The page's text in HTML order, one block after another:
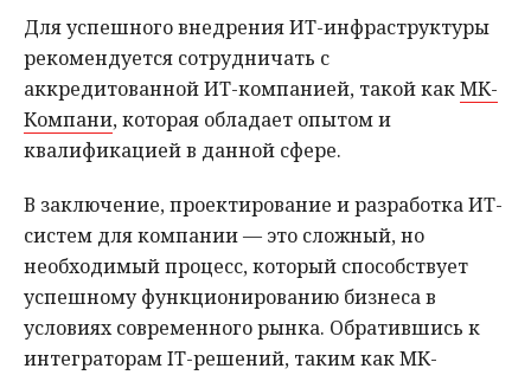
Для успешного внедрения ИТ-инфраструктуры
рекомендуется сотрудничать с
аккредитованной ИТ-компанией, такой какМК-
Компани, которая обладает опытом и
квалификацией в данной сфере.
В заключение, проектирование и разработка ИТ-
систем для компании — это сложный, но
необходимый процесс, который способствует
успешному функционированию бизнеса в
условиях современного рынка. Обратившись к
интеграторам IT-решений, таким как МК-